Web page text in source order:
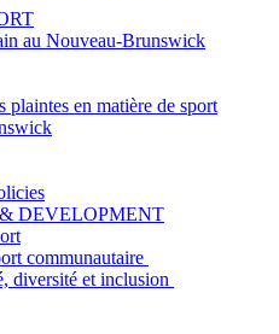
au Nouveau-Brunswick
plaintes en matière de sport
DEVELOPMENT
communautaire
diversité et inclusion